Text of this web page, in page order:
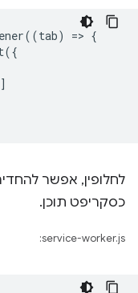
((tab) => {
({
]
לחלופין, אפשר
כסקריפט תוכן.
service-worker.js: